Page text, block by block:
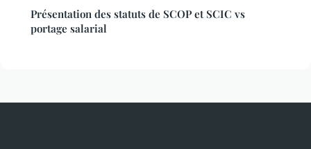
Présentation des statuts de SCOP et SCIC vs
portage salarial